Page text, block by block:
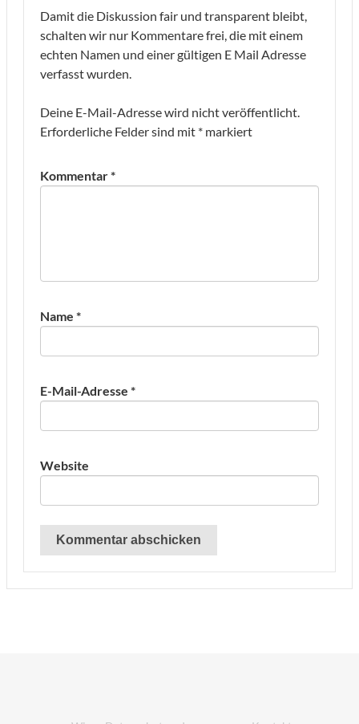
Damit die Diskussion fair und transparent bleibt,
schalten wir nur Kommentare frei, die mit einem
echten Namen und einer gültigen E Mail Adresse
verfasst wurden.
Deine E-Mail-Adresse wird nicht veröffentlicht.
Erforderliche Felder sind mit * markiert
Kommentar*
Name *
E-Mail-Adresse *
Website